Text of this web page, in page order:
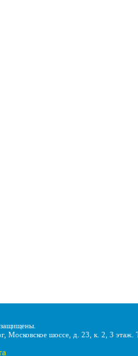
Московское шоссе, д. 23, к. 2, 3